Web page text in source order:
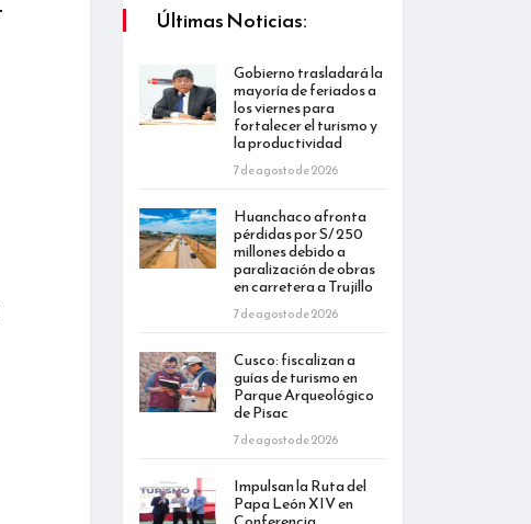
Últimas Noticias:
Gobierno trasladará la
mayoría de feriados a
los viernes para
fortalecer el turismo y
la productividad
7 de agosto de 2026
Huanchaco afronta
pérdidas por S/ 250
millones debido a
paralización de obras
en carretera a Trujillo
7 de agosto de 2026
Cusco: fiscalizan a
guías de turismo en
Parque Arqueológico
de Pisac
7 de agosto de 2026
Impulsan la Ruta del
Papa León XIV en